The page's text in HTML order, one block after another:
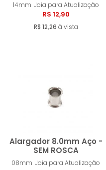
14mm Joia para Atualização
R$ 12,90
R$ 12,26 à vista
Comprar
Alargador 8.0mm Aço -
SEM ROSCA
08mm Joia para Atualização